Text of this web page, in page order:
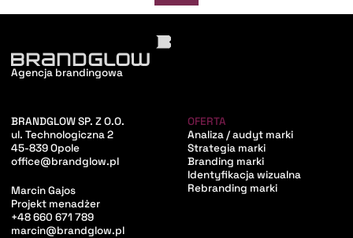
Agencja brandingowa
BRANDGLOW SP. Z O.O.
ul. Technologiczna 2
45-839 Opole
office@brandglow.pl
Marcin Gajos
Projekt menadżer
+48 660 671 789
marcin@brandglow.pl
OFERTA
Analiza / audyt marki
Strategia marki
Branding marki
Identyfikacja wizualna
Rebranding marki